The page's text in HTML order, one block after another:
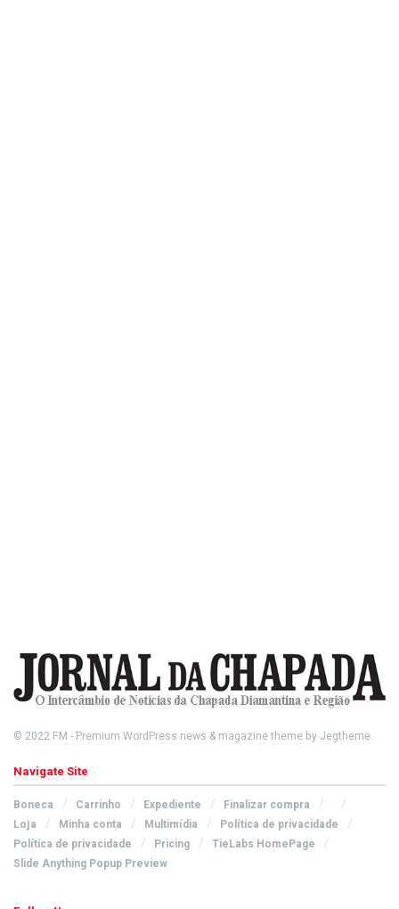
© 2022 FM - Premium WordPress news & magazine theme by Jegtheme.
Navigate Site
Boneca Carrinho Expediente
Finalizar compra
Loja
Minha conta Multimídia
Política de privacidade
Política de privacidade
Pricing
TieLabs HomePage
Slide Anything Popup Preview